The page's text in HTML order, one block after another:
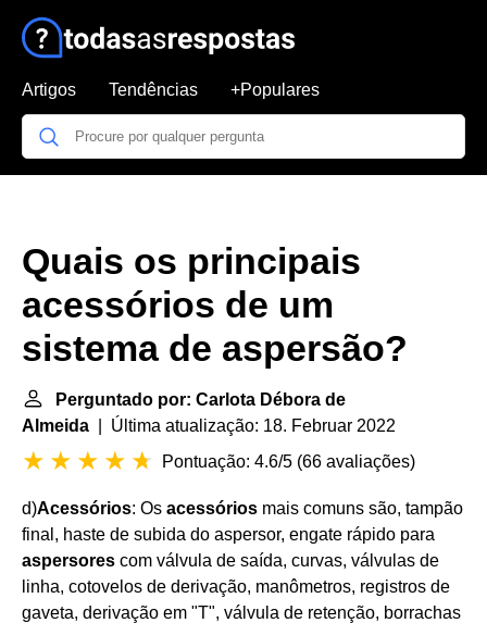
Artigos Tendências +Populares
Quais os principais
acessórios de um
sistema de aspersão?
Perguntado por: Carlota Débora de
Almeida | Última atualização: 18. Februar 2022
Pontuação: 4.6/5 (66 avaliações)
d)Acessórios: Os acessórios mais comuns são, tampão
final, haste de subida do aspersor, engate rápido para
aspersores com válvula de saída, curvas, válvulas de
linha, cotovelos de derivação, manômetros, registros de
gaveta, derivação em "T", válvula de retenção, borrachas